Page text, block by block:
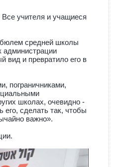
учителя и учащиеся
средней школы
администрации
вид и превратило его в
пограничниками,
школах, очевидно -
его, сделать так, чтобы
важно».